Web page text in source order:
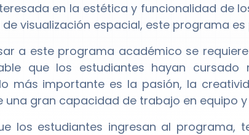
en la estética y funcionalidad de
visualización espacial, este programa es
a este programa académico se
que los estudiantes hayan
más importante es la pasión, la
una gran capacidad de trabajo en equipo
los estudiantes ingresan al programa,